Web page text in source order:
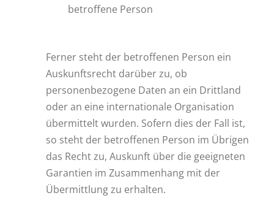
betroffene Person
Ferner steht der betroffenen Person ein
Auskunftsrecht darüber zu, ob
personenbezogene Daten an ein Drittland
oder an eine internationale Organisation
übermittelt wurden. Sofern dies der Fall ist,
so steht der betroffenen Person im Übrigen
das Recht zu, Auskunft über die geeigneten
Garantien im Zusammenhang mit der
Übermittlung zu erhalten.